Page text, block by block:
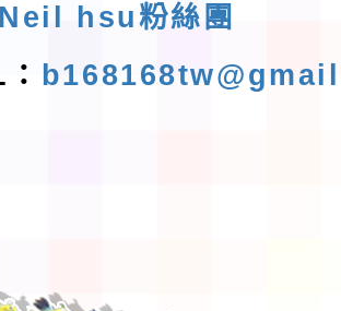
hsu粉絲團